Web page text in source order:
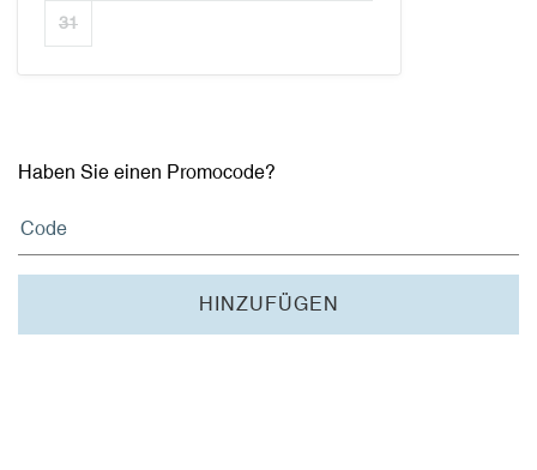
31
Haben Sie einen Promocode?
HINZUFÜGEN